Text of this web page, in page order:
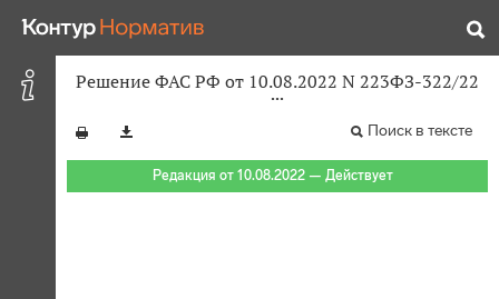
Решение ФАС РФ от 10.08.2022 N 223ФЗ-322/22
Поиск в тексте
Редакция от 10.08.2022 — Действует